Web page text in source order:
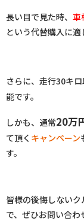
長い目で見た時、 車
という代替購入に適
さらに、走行30キ
能です。
しかも、通常20万
て頂く キャンペーン
す。
皆様の後悔しない
で、ぜひお問い合わ